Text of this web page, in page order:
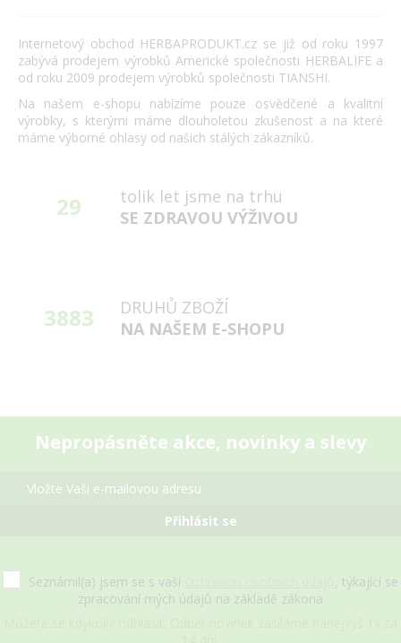
Internetový obchod HERBAPRODUKT.cz se již od roku 1997
zabývá prodejem výrobků Americké společnosti HERBALIFE a
od roku 2009 prodejem výrobků společnosti TIANSHI.
Na našem e-shopu nabízíme pouze osvědčené a kvalitní
výrobky, s kterými máme dlouholetou zkušenost a na které
máme výborné ohlasy od našich stálých zákazníků.
29
tolik let jsme na trhu
SE ZDRAVOU VÝŽIVOU
3883
DRUHŮ ZBOŽÍ
NA NAŠEM E-SHOPU
Nepropásněte akce, novinky a slevy
Přihlásit se
Seznámil(a) jsem se s vaší
, týkající se
zpracování mých údajů na základě zákona